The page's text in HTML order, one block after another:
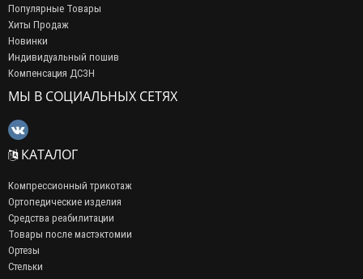
Популярные Товары
Хиты Продаж
Новинки
Индивидуальный пошив
Компенсация ДСЗН
МЫ В СОЦИАЛЬНЫХ СЕТЯХ
КАТАЛОГ
Компрессионный трикотаж
Ортопедические изделия
Средства реабилитации
Товары после мастэктомии
Ортезы
Стельки